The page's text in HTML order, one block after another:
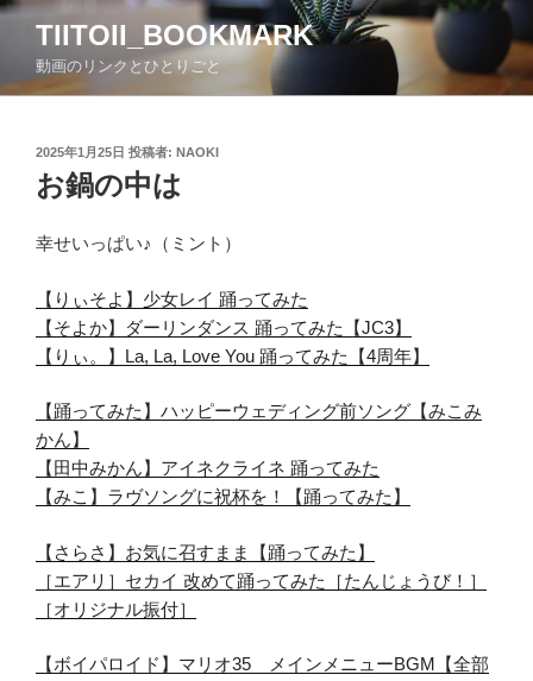
コ
ン
TIITOII_BOOKMARK
動画のリンクとひとりごと
投
稿
日:
2025年1月25日 投稿者: NAOKI
お鍋の中は
幸せいっぱい♪（ミント）
【りぃそよ】少女レイ 踊ってみた
【そよか】ダーリンダンス 踊ってみた【JC3】
【りぃ。】La, La, Love You 踊ってみた【4周年】
【踊ってみた】ハッピーウェディング前ソング【みこみ
かん】
【田中みかん】アイネクライネ 踊ってみた
【みこ】ラヴソングに祝杯を！【踊ってみた】
【さらさ】お気に召すまま【踊ってみた】
［エアリ］セカイ 改めて踊ってみた［たんじょうび！］
［オリジナル振付］
【ボイパロイド】マリオ35 メインメニューBGM【全部